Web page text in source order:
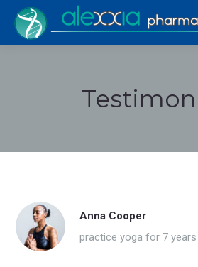
Anna Cooper
practice yoga for 7 years